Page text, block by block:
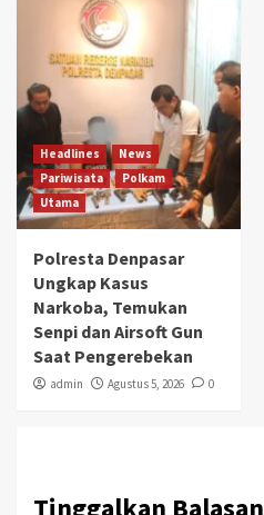
Headlines
News
Pariwisata
Polkam
Utama
Polresta Denpasar
Ungkap Kasus
Narkoba, Temukan
Senpi dan Airsoft Gun
Saat Pengerebekan
admin Agustus 5, 2026 0
Tinggalkan Balasan